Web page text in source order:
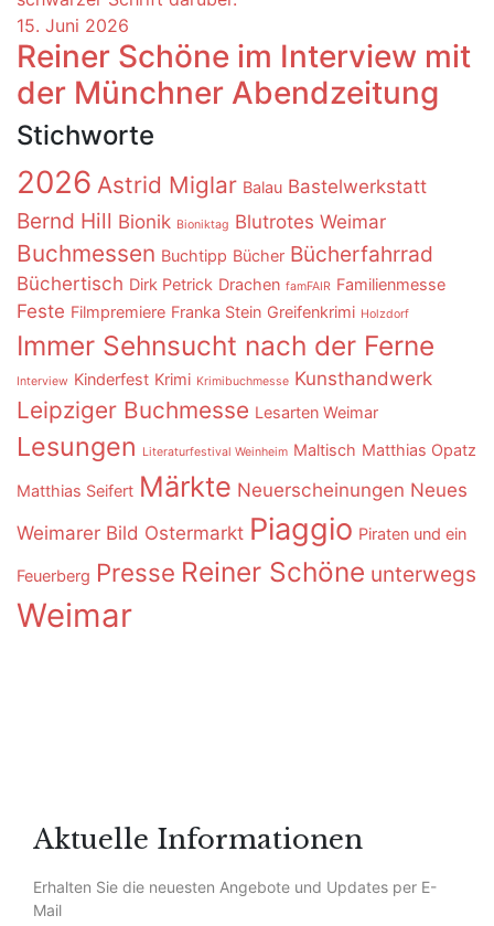
15. Juni 2026
Reiner Schöne im Interview mit
der Münchner Abendzeitung
Stichworte
2026 Astrid Miglar Balau Bastelwerkstatt
Bernd Hill Bionik Bioniktag Blutrotes Weimar
Buchmessen Buchtipp Bücher Bücherfahrrad
Büchertisch Dirk Petrick Drachen famFAIR Familienmesse
Feste Filmpremiere Franka Stein Greifenkrimi Holzdorf
Immer Sehnsucht nach der Ferne
Interview Kinderfest Krimi Krimibuchmesse Kunsthandwerk
Leipziger Buchmesse Lesarten Weimar
Lesungen Literaturfestival Weinheim Maltisch Matthias Opatz
Matthias Seifert Märkte Neuerscheinungen Neues
Weimarer Bild Ostermarkt Piaggio Piraten und ein
Feuerberg Presse Reiner Schöne unterwegs
Weimar
Aktuelle Informationen
Erhalten Sie die neuesten Angebote und Updates per E-
Mail